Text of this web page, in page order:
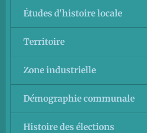
Études d'histoire locale
Territoire
Zone industrielle
Démographie communale
Histoire des élections